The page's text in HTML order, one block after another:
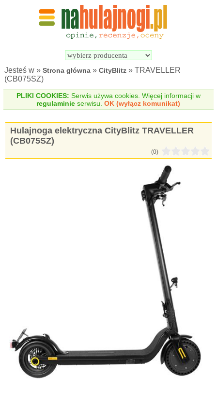
Wyszukiwarka
elektrycznych
Jesteś w »Strona główna »CityBlitz » TRAVELLER
(CB075SZ)
PLIKI COOKIES: Serwis używa cookies. Więcej informacji w
regulaminie serwisu.OK (wyłącz komunikat)
Hulajnoga elektryczna CityBlitz TRAVELLER
(CB075SZ)
(0)